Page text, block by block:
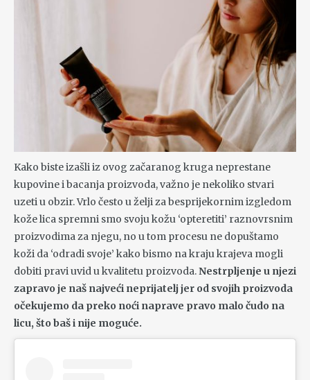
Kako biste izašli iz ovog začaranog kruga neprestane
kupovine i bacanja proizvoda, važno je nekoliko stvari
uzeti u obzir. Vrlo često u želji za besprijekornim izgledom
kože lica spremni smo svoju kožu ‘opteretiti’ raznovrsnim
proizvodima za njegu, no u tom procesu ne dopuštamo
koži da ‘odradi svoje’ kako bismo na kraju krajeva mogli
dobiti pravi uvid u kvalitetu proizvoda.Nestrpljenje u njezi
zapravo je naš najveći neprijatelj jer od svojih proizvoda
očekujemo da preko noći naprave pravo malo čudo na
licu, što baš i nije moguće.